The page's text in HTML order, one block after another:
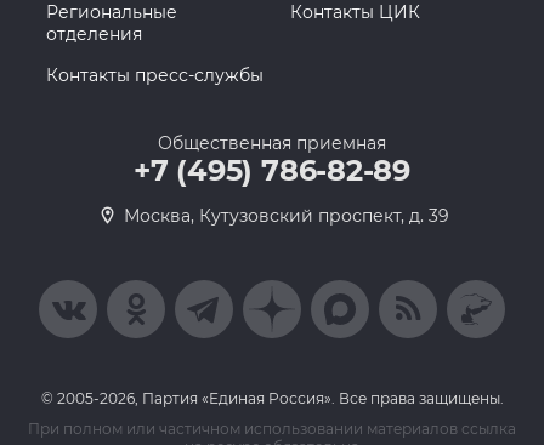
Региональные
отделения
Контакты ЦИК
Контакты пресс-службы
Общественная приемная
+7 (495) 786-82-89
Москва, Кутузовский проспект, д. 39
© 2005-2026, Партия «Единая Россия». Все права защищены.
При полном или частичном использовании материалов ссылка